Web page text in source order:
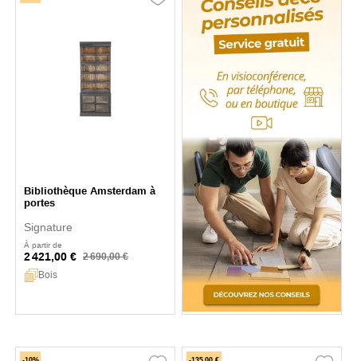
Bibliothèque Amsterdam à
portes
Signature
À partir de
2 421,00 € 2 690,00 €
Bois